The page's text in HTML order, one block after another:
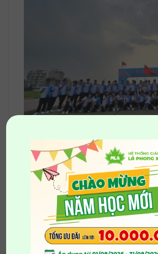
Góp mặt trong giải chạy qui
Lá Phong Xanh đã mang đến
chuẩn, đẹp mắt, góp phần tạo
phấn chấn trong ngày khai
hiện một tinh thần thể thao